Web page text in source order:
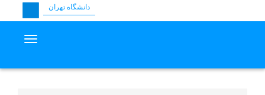
دسترسی سریع
دانشگاه تهران